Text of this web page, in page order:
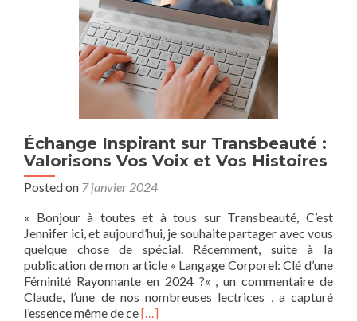
Échange Inspirant sur Transbeauté :
Valorisons Vos Voix et Vos Histoires
Posted on 7 janvier 2024
« Bonjour à toutes et à tous sur Transbeauté, C’est
Jennifer ici, et aujourd’hui, je souhaite partager avec vous
quelque chose de spécial. Récemment, suite à la
publication de mon article « Langage Corporel: Clé d’une
Féminité Rayonnante en 2024 ?« , un commentaire de
Claude, l’une de nos nombreuses lectrices , a capturé
l’essence même de ceRead
[…]